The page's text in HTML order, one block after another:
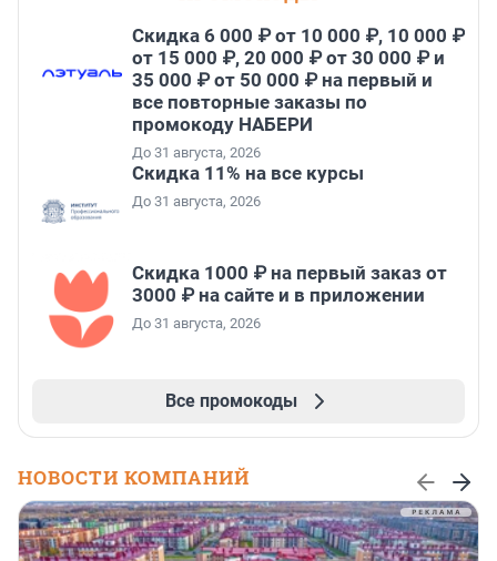
Скидка 6 000 ₽ от 10 000 ₽, 10 000 ₽
от 15 000 ₽, 20 000 ₽ от 30 000 ₽ и
35 000 ₽ от 50 000 ₽ на первый и
все повторные заказы по
промокоду НАБЕРИ
До 31 августа, 2026
Скидка 11% на все курсы
До 31 августа, 2026
Скидка 1000 ₽ на первый заказ от
3000 ₽ на сайте и в приложении
До 31 августа, 2026
Все промокоды
НОВОСТИ КОМПАНИЙ